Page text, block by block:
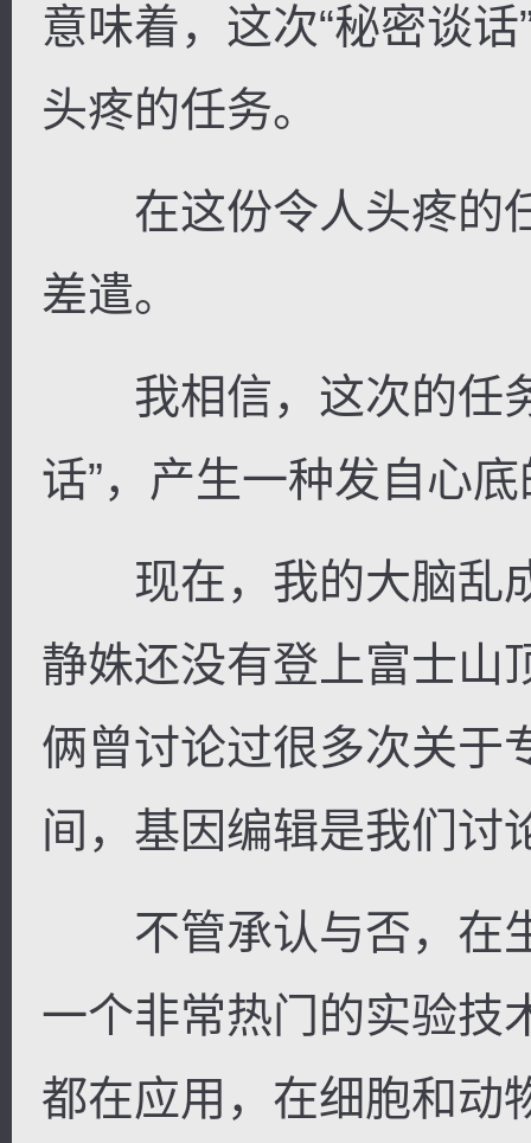
意味着，这次“秘密谈
头疼的任务。
在这份令人头疼的
差遣。
我相信，这次的任务
话”，产生一种发自心
现在，我的大脑乱
静姝还没有登上富士山
俩曾讨论过很多次关于
间，基因编辑是我们讨
不管承认与否，在
一个非常热门的实验技
都在应用，在细胞和动